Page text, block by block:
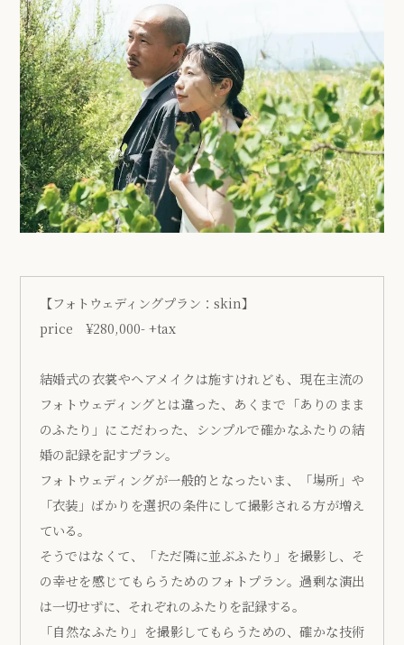
【フォトウェディングプラン：skin】
price ¥280,000- +tax
結婚式の衣裳やヘアメイクは施すけれども、現在主流の
フォトウェディングとは違った、あくまで「ありのまま
のふたり」にこだわった、シンプルで確かなふたりの結
婚の記録を記すプラン。
フォトウェディングが一般的となったいま、「場所」や
「衣装」ばかりを選択の条件にして撮影される方が増え
ている。
そうではなくて、「ただ隣に並ぶふたり」を撮影し、そ
の幸せを感じてもらうためのフォトプラン。過剰な演出
は一切せずに、それぞれのふたりを記録する。
「自然なふたり」を撮影してもらうための、確かな技術